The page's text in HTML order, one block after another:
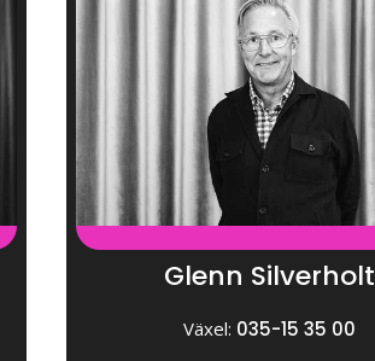
Glenn Silverholt
Växel: 035-15 35 00